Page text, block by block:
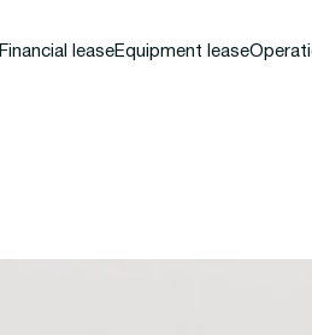
Financial leaseEquipment lease